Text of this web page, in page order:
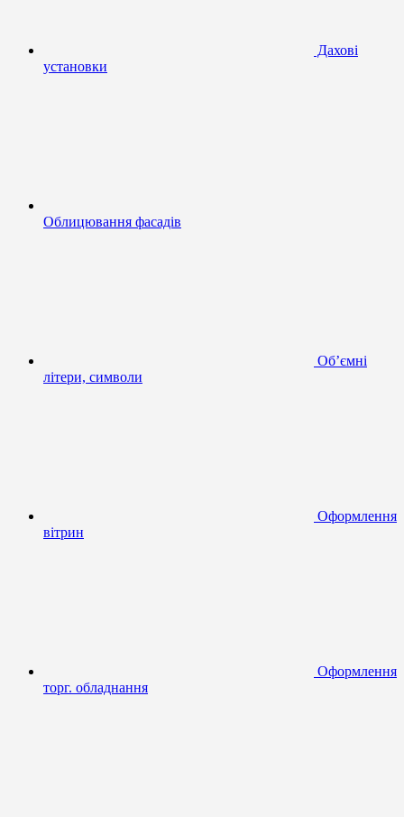
Дахові
установки
Облицювання фасадів
Об’ємні
літери, символи
Оформлення
вітрин
Оформлення
торг. обладнання